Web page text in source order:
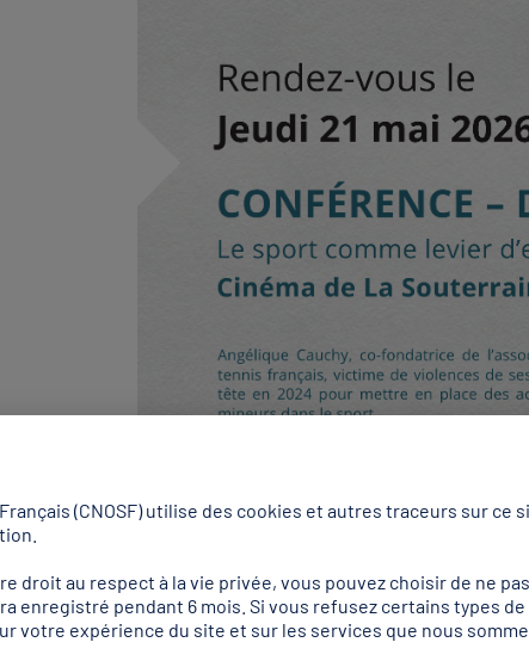
📃
(CNOSF) utilise des cookies et autres traceurs sur ce
droit au respect à la vie privée, vous pouvez choisir de ne
enregistré pendant 6 mois. Si vous refusez certains types
votre expérience du site et sur les services que nous